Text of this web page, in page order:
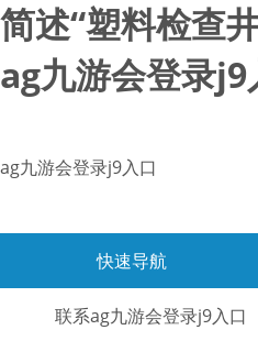
简述“塑料检查
ag九游会登录j9
ag九游会登录j9入口
快速导航
联系ag九游会登录j9入口